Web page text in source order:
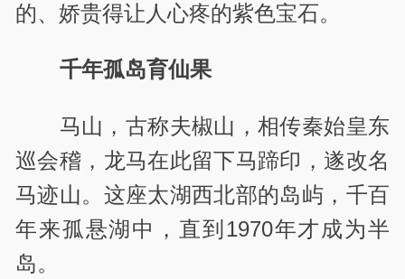
的、娇贵得让人心疼的紫色宝石。
千年孤岛育仙果
马山，古称夫椒山，相传秦始皇东
巡会稽，龙马在此留下马蹄印，遂改名
马迹山。这座太湖西北部的岛屿，千百
年来孤悬湖中，直到1970年才成为半
岛。